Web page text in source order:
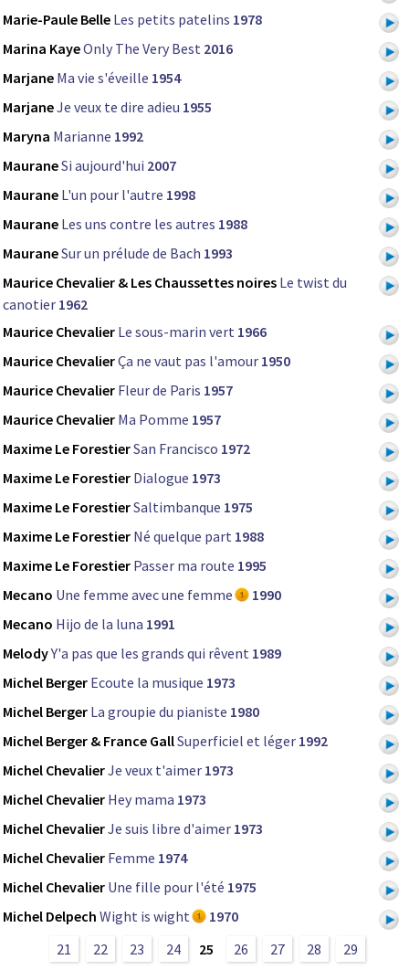
Marie-Paule Belle Les petits patelins 1978
Marina KayeOnly The Very Best 2016
Marjane Ma vie s'éveille 1954
MarjaneJe veux te dire adieu 1955
Maryna Marianne 1992
MauraneSi aujourd'hui 2007
Maurane L'un pour l'autre 1998
Maurane Les uns contre les autres 1988
MauraneSur un prélude de Bach 1993
Maurice Chevalier & Les Chaussettes noires Le twist du
canotier 1962
Maurice Chevalier Le sous-marin vert 1966
Maurice ChevalierÇa ne vaut pas l'amour 1950
Maurice Chevalier Fleur de Paris 1957
Maurice Chevalier Ma Pomme 1957
Maxime Le ForestierSan Francisco 1972
Maxime Le Forestier Dialogue 1973
Maxime Le ForestierSaltimbanque 1975
Maxime Le Forestier Né quelque part 1988
Maxime Le Forestier Passer ma route 1995
Mecano Une femme avec une femme
1990
Mecano Hijo de la luna 1991
MelodyY'a pas que les grands qui rêvent 1989
Michel Berger Ecoute la musique 1973
Michel Berger La groupie du pianiste 1980
Michel Berger & France GallSuperficiel et léger 1992
Michel ChevalierJe veux t'aimer 1973
Michel Chevalier Hey mama 1973
Michel ChevalierJe suis libre d'aimer 1973
Michel Chevalier Femme 1974
Michel Chevalier Une fille pour l'été 1975
Michel Delpech Wight is wight
1970
21
22 23 24 25 26 27 28 29